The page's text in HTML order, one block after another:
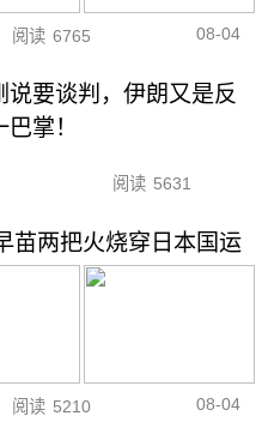
阅读 6765 08-04
说要谈判，伊朗又是反
掌！
阅读 5631
苗两把火烧穿日本国运
阅读 5210 08-04